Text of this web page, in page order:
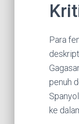
Para
penuh
ke